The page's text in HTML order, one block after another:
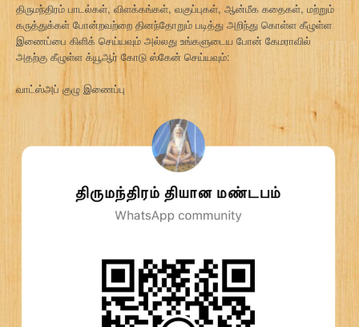
திருமந்திரம் பாடல்கள், விளக்கங்கள், வகுப்புகள், ஆன்மீக கதைகள், மற்றும்
கருத்துக்கள் போன்றவற்றை தினந்தோறும் படித்து அறிந்து கொள்ள கீழுள்ள
இணைப்பை கிளிக் செய்யவும் அல்லது உங்களுடைய போன் கேமராவில்
அதற்கு கீழுள்ள க்யூஆர் கோடு ஸ்கேன் செய்யவும்:
வாட்ஸ்அப் குழு இணைப்பு